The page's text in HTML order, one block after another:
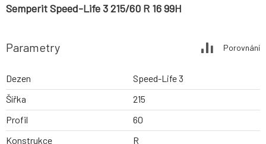
Semperit Speed-Life 3 215/60 R 16 99H
Parametry Porovnání
Dezen
Speed-Life 3
Šířka
215
Profil
60
Konstrukce
R